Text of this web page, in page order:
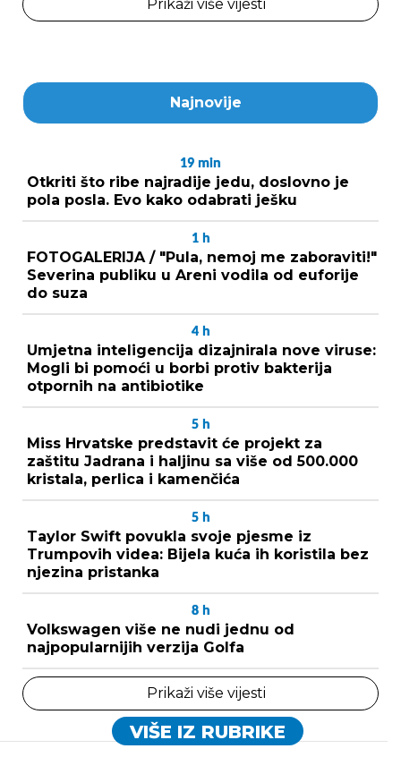
Prikaži više vijesti
Najnovije
19 min
Otkriti što ribe najradije jedu, doslovno je
pola posla. Evo kako odabrati ješku
1 h
FOTOGALERIJA / "Pula, nemoj me zaboraviti!"
Severina publiku u Areni vodila od euforije
do suza
4 h
Umjetna inteligencija dizajnirala nove viruse:
Mogli bi pomoći u borbi protiv bakterija
otpornih na antibiotike
5 h
Miss Hrvatske predstavit će projekt za
zaštitu Jadrana i haljinu sa više od 500.000
kristala, perlica i kamenčića
5 h
Taylor Swift povukla svoje pjesme iz
Trumpovih videa: Bijela kuća ih koristila bez
njezina pristanka
8 h
Volkswagen više ne nudi jednu od
najpopularnijih verzija Golfa
Prikaži više vijesti
VIŠE IZ RUBRIKE